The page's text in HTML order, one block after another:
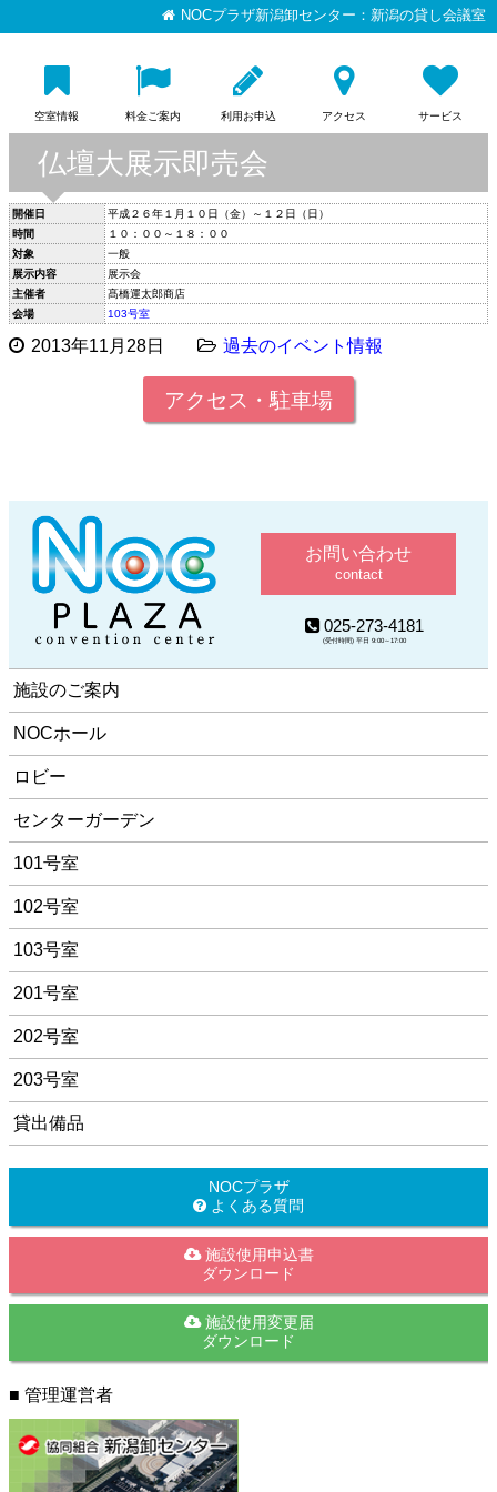
NOCプラザ新潟卸センター：新潟の貸し会議室
空室情報 料金ご案内 利用お申込 アクセス サービス
仏壇大展示即売会
開催日
平成２６年１月１０日（金）～１２日（日）
時間
１０：００～１８：００
対象
一般
展示内容
展示会
主催者
髙橋運太郎商店
会場
103号室
2013年11月28日 過去のイベント情報
アクセス・駐車場
お問い合わせ
contact
025-273-4181
(受付時間) 平日 9:00～17:00
施設のご案内
NOCホール
ロビー
センターガーデン
101号室
102号室
103号室
201号室
202号室
203号室
貸出備品
NOCプラザ
よくある質問
施設使用申込書
ダウンロード
施設使用変更届
ダウンロード
■ 管理運営者